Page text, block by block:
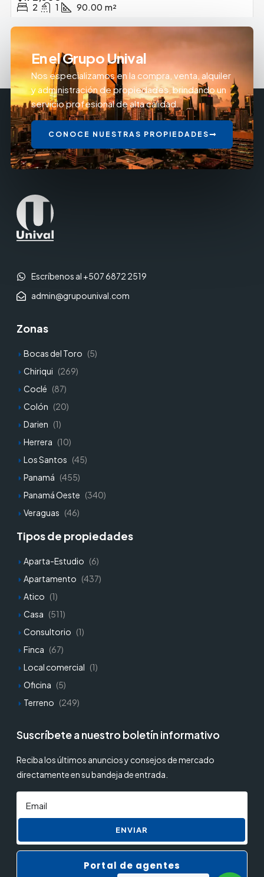
2 1 90.00 m²
En el Grupo Unival
Nos especializamos en la compra, venta, alquiler
y administración de propiedades, brindando un
servicio profesional de alta calidad.
CONOCE NUESTRAS PROPIEDADES
Escríbenos al +507 6872 2519
admin@grupounival.com
Zonas
Bocas del Toro (5)
Chiriqui (269)
Coclé (87)
Colón (20)
Darien (1)
Herrera (10)
Los Santos (45)
Panamá (455)
Panamá Oeste (340)
Veraguas (46)
Tipos de propiedades
Aparta-Estudio (6)
Apartamento (437)
Atico (1)
Casa (511)
Consultorio (1)
Finca (67)
Local comercial (1)
Oficina (5)
Terreno (249)
Suscríbete a nuestro boletín informativo
Reciba los últimos anuncios y consejos de mercado
directamente en su bandeja de entrada.
ENVIAR
Portal de agentes